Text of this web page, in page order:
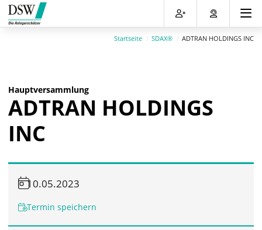
Direkt
zum
Inhalt
Direkt
zum
Hauptmenu
Direkt
zur
Suche
Direkt
zum
Footer
Startseite SDAX® ADTRAN HOLDINGS INC
Hauptversammlung
ADTRAN HOLDINGS
INC
10.05.2023
Termin speichern